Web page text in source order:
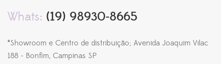
Whats: (19) 98930-8665
*Showroom e Centro de distribuição; Avenida Joaquim Vilac
188 - Bonfim, Campinas SP